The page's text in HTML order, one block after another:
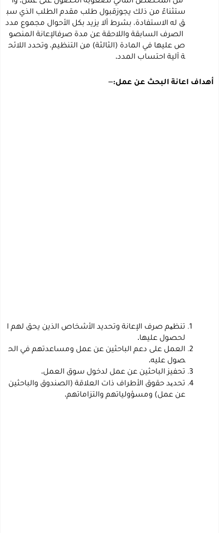
ستثناءً من ذلك يجوزقبول طلب مقدم الطلب الذي سب
ق له الاستفادة، بشرط ألا يزيد بكل الأحوال مجموع مدد
الصرف السابقة واللاحقة عن مدة صرفالإعانة المنصو
ص عليها في المادة (الثالثة) من التنظيم، وتحدد اللائح
ة آلية احتساب المدد.
أهداف اعانة البحث عن عمل:–
تنظیم صرف الإعانة وتحديد الأشخاص الذين يحق لهم ا
لحصول عليها.
العمل على دعم الباحثين عن عمل ومساعدتهم في الح
صول عليه.
تحفيز الباحثين عن عمل لدخول سوق العمل.
تحدید حقوق الأطراف ذات العلاقة (الصندوق والباحثين
عن عمل) ومسؤولياتهم والتزاماتهم.